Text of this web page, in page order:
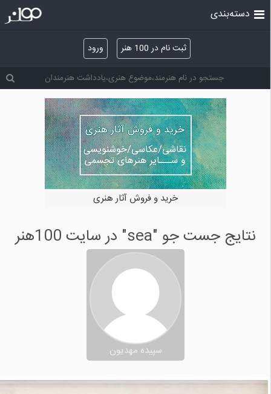
ثبت نام در 100 هنر ورود
دسته‌بندی
خرید و فروش آثار هنری
نتایج جست جو "sea" در سایت 100هنر
سپیده مهدیون